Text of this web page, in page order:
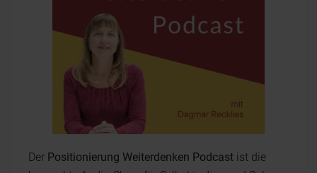
Der Positionierung Weiterdenken Podcast ist die